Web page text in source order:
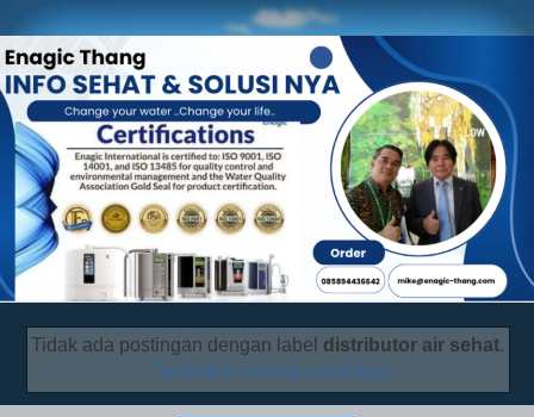
Tidak ada postingan dengan label distributor air sehat.
Tampilkan semua postingan